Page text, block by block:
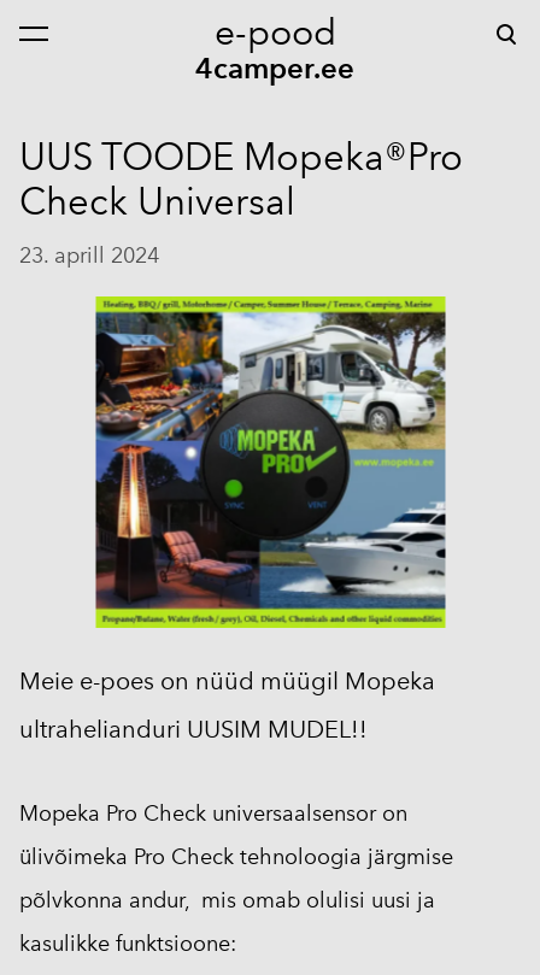
e-pood
4camper.ee
lisati ostukorvi. Vaata ostukorvi
UUS TOODE Mopeka®Pro
Check Universal
23. aprill 2024
Meie e-poes on nüüd müügil Mopeka
ultrahelianduri UUSIM MUDEL!!
Mopeka Pro Check universaalsensor on
ülivõimeka Pro Check tehnoloogia järgmise
põlvkonna andur, mis omab olulisi uusi ja
kasulikke funktsioone: